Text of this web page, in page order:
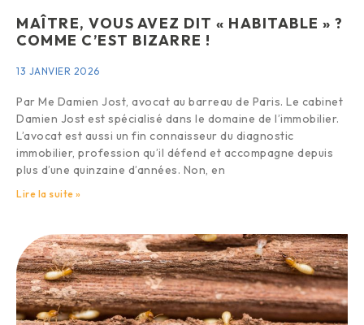
MAÎTRE, VOUS AVEZ DIT « HABITABLE » ?
COMME C’EST BIZARRE !
13 JANVIER 2026
Par Me Damien Jost, avocat au barreau de Paris. Le cabinet
Damien Jost est spécialisé dans le domaine de l’immobilier.
L’avocat est aussi un fin connaisseur du diagnostic
immobilier, profession qu’il défend et accompagne depuis
plus d’une quinzaine d’années. Non, en
Lire la suite »